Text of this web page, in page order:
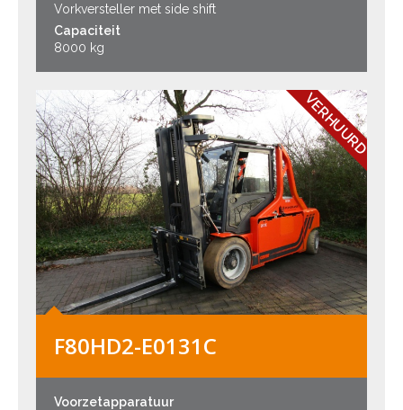
Vorkversteller met side shift
Capaciteit
8000 kg
VERHUURD
F80HD2-E0131C
Voorzetapparatuur